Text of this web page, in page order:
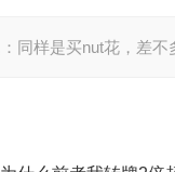
同样是买nut花，差